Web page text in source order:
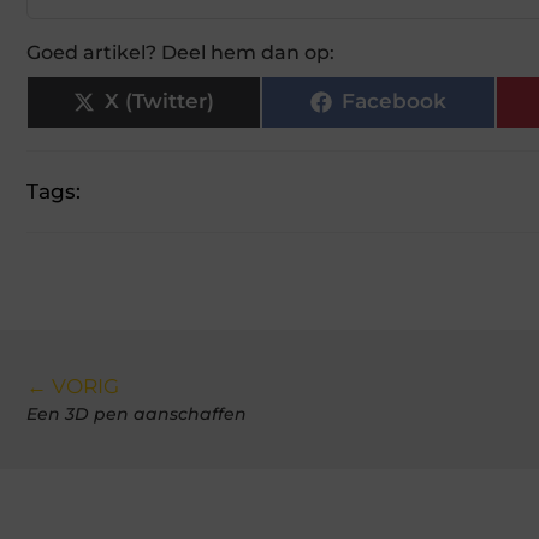
Goed artikel? Deel hem dan op:
X (Twitter) Facebook
Tags:
← VORIG
Een 3D pen aanschaffen